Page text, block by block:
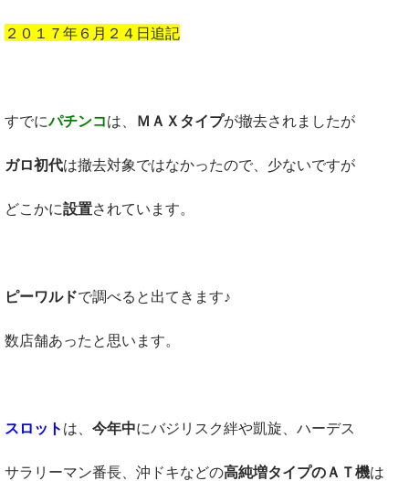
２０１７年６月２４日追記
すでにパチンコは、 ＭＡＸタイプが撤去されましたが
ガロ初代は撤去対象ではなかったので、少ないですが
どこかに設置されています。
ピーワルドで調べると出てきます♪
数店舗あったと思います。
スロット は、 今年中にバジリスク絆や凱旋、ハーデス
サラリーマン番長、沖ドキなどの高純増タイプのＡＴ機は